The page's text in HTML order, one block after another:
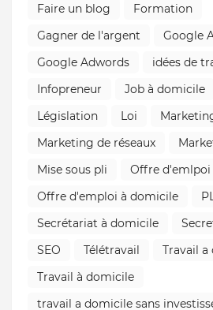
Faire un blog
Formation
Gagner de l'argent
Google
Google Adwords
idées de
Infopreneur
Job à domicile
Législation
Loi
Marketing de réseaux
Mise sous pli
Offre
Offre d'emploi à domicile
Secrétariat à domicile
SEO
Télétravail
Travail
Travail à domicile
travail a domicile sans